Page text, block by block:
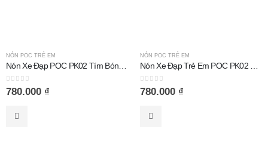
NÓN POC TRẺ EM
Nón Xe Đạp POC PK02 Tím Bóng Size Trẻ Em
0out of 5
780.000 ₫
NÓN POC TRẺ EM
Nón Xe Đạp Trẻ Em POC PK02 Hồng Chấm Bi
0out of 5
780.000 ₫